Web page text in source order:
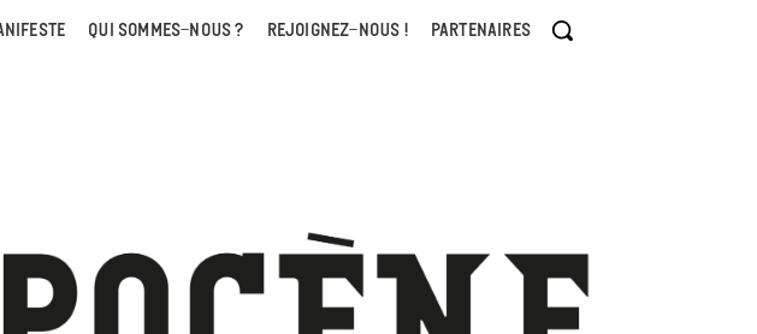
QUI SOMMES-NOUS ? REJOIGNEZ-NOUS ! PARTENAIRES